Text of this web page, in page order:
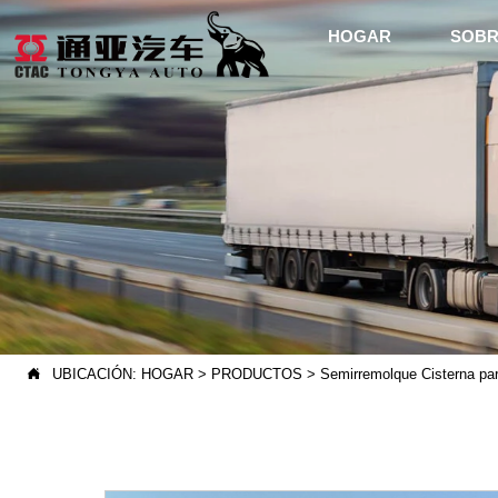
HOGAR
 UBICACIÓN: HOGAR > PRODUCTOS >Semirremolque Cisterna